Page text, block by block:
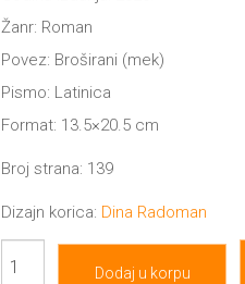
Žanr: Roman
Povez: Broširani (mek)
Pismo: Latinica
Format: 13.5×20.5 cm
Broj strana: 139
Dizajn korica: Dina Radoman
Dodaj u korpu